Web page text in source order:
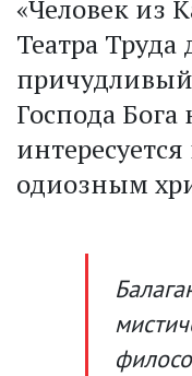
«Человек из
Театра Труда
Господа
одиозным